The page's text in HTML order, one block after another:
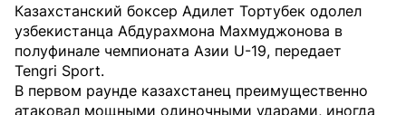
Казахстанский боксер Адилет Тортубек одолел
узбекистанца Абдурахмона Махмуджонова в
полуфинале чемпионата Азии U-19, передает
Tengri Sport.
В первом раунде казахстанец преимущественно
атаковал мощными одиночными ударами, иногда